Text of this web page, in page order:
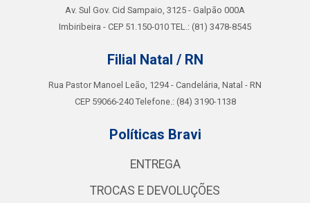
Av. Sul Gov. Cid Sampaio, 3125 - Galpão 000A
Imbiribeira - CEP 51.150-010 TEL.: (81) 3478-8545
Filial Natal / RN
Rua Pastor Manoel Leão, 1294 - Candelária, Natal - RN
CEP 59066-240 Telefone.: (84) 3190-1138
Políticas Bravi
ENTREGA
TROCAS E DEVOLUÇÕES